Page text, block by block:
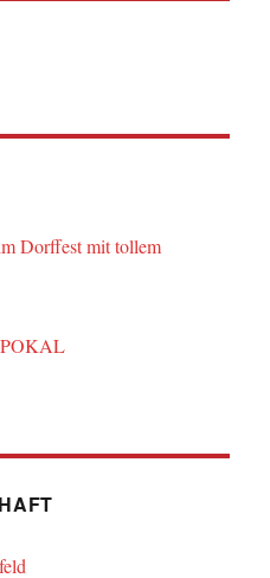
Dorffest mit tollem